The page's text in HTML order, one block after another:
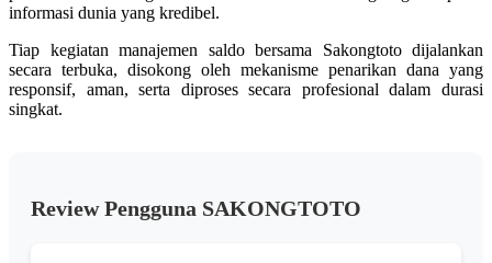
informasi dunia yang kredibel.
Tiap kegiatan manajemen saldo bersama Sakongtoto dijalankan
secara terbuka, disokong oleh mekanisme penarikan dana yang
responsif, aman, serta diproses secara profesional dalam durasi
singkat.
Review Pengguna SAKONGTOTO